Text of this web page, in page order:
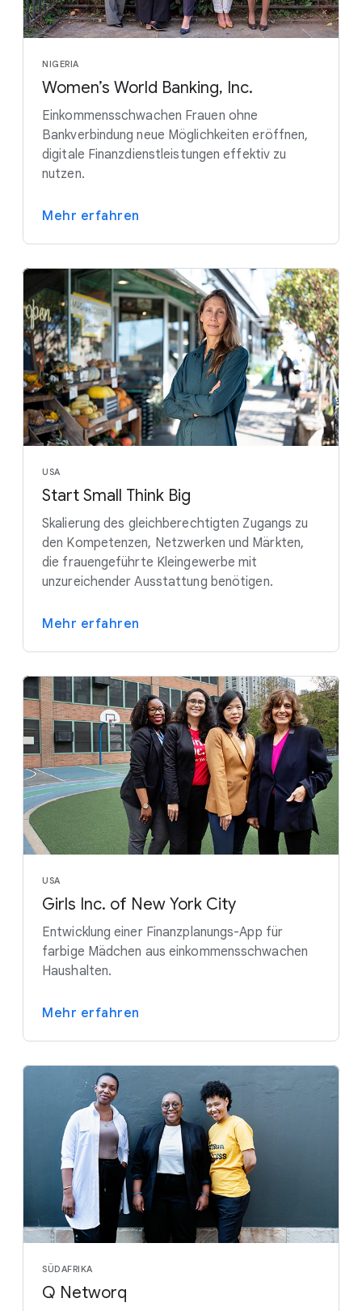
NIGERIA
Women’s World Banking, Inc.
Einkommensschwachen Frauen ohne
Bankverbindung neue Möglichkeiten eröffnen,
digitale Finanzdienstleistungen effektiv zu
nutzen.
Mehr erfahren
USA
Start Small Think Big
Skalierung des gleichberechtigten Zugangs zu
den Kompetenzen, Netzwerken und Märkten,
die frauengeführte Kleingewerbe mit
unzureichender Ausstattung benötigen.
Mehr erfahren
USA
Girls Inc. of New York City
Entwicklung einer Finanzplanungs-App für
farbige Mädchen aus einkommensschwachen
Haushalten.
Mehr erfahren
SÜDAFRIKA
Q Networq